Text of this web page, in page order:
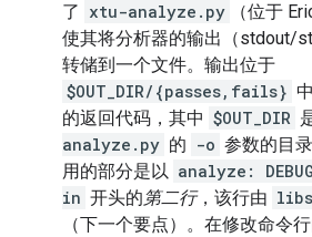
了 xtu-analyze.py
（位于
使其将分析器的输出（stdout/
转储到一个文件。输出位于
$OUT_DIR/{passes,fails}
的返回代码，其中 $OUT_DIR
analyze.py 的 -o 参数的目
用的部分是以 analyze:
in 开头的第二行，该行由
（下一个要点）。在修改命令